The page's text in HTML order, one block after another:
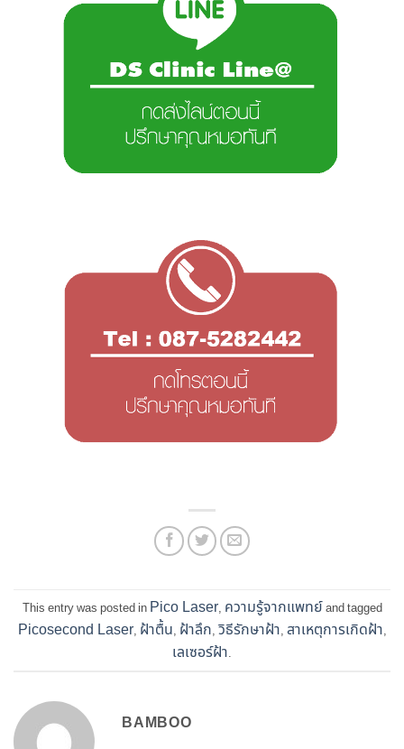
This entry was posted in Pico Laser, ความรู้จากแพทย์and tagged
Picosecond Laser, ฝ้าตื้น, ฝ้าลึก, วิธีรักษาฝ้า, สาเหตุการเกิดฝ้า,
เลเซอร์ฝ้า.
BAMBOO